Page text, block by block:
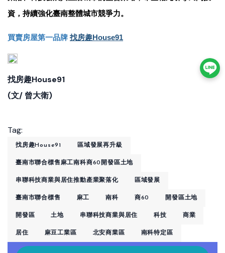
資，持續強化臺南整體城市競爭力。
買賣房屋第一品牌 找房趣House91
找房趣House91
(文/ 曾大衛)
Tag:
找房趣House91 區域發展再升級
臺南市聯合標售麻工南科商60開發區土地
串聯科技商業與居住推動產業聚落化 區域發展
臺南市聯合標售 麻工 南科 商60 開發區土地
開發區 土地 串聯科技商業與居住 科技 商業
居住 麻豆工業區 北安商業區 南科特定區